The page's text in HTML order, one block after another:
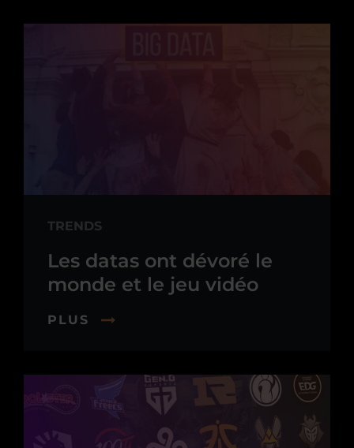
TRENDS
Les datas ont dévoré le
monde et le jeu vidéo
PLUS